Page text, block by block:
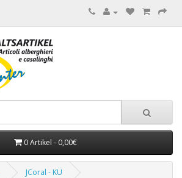
0 Artikel - 0,00€
JCoral - KÜ